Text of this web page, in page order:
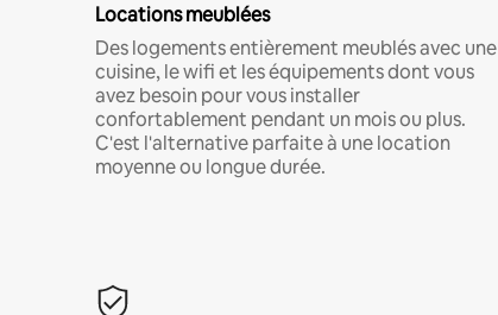
Locations meublées
Des logements entièrement meublés avec une
cuisine, le wifi et les équipements dont vous
avez besoin pour vous installer
confortablement pendant un mois ou plus.
C'est l'alternative parfaite à une location
moyenne ou longue durée.